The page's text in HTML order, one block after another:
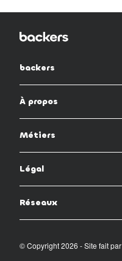
backers
À propos
Métiers
Légal
Réseaux
© Copyright 2026 - Site fait par